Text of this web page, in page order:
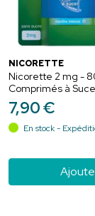
NICORETTE
Nicorette 2 mg -
Comprimés à
Menthe Intense
7,90€
En stock -